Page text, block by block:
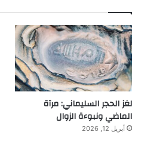
لغز الحجر السليماني: مرآة
الماضي ونبوءة الزوال
أبريل 12, 2026